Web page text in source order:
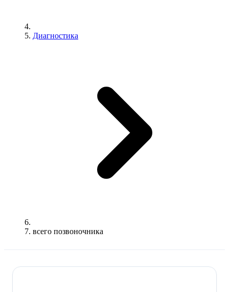
Диагностика
всего позвоночника